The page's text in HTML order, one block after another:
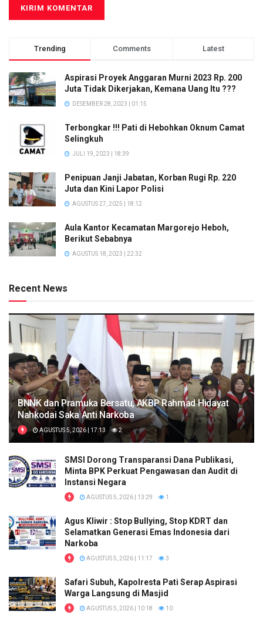
Trending Comments Latest
Aspirasi Proyek Anggaran Murni 2023 Rp. 200
Juta Tidak Dikerjakan, Kemana Uang Itu ???
DESEMBER 28, 2023 | 01:15
Terbongkar !!! Pati di Hebohkan Oknum Camat
Selingkuh
JULI 19, 2023 | 18:39
Penipuan Janji Jabatan, Korban Rugi Rp. 220
Juta dan Kini Lapor Polisi
AGUSTUS 27, 2025 | 18:12
Aula Kantor Kecamatan Margorejo Heboh,
Berikut Sebabnya
AGUSTUS 18, 2023 | 22:32
Recent News
BNNK dan Pramuka Bersatu, AKBP Rahmad Hidayat
Nahkodai Saka Anti Narkoba
AGUSTUS 5, 2026 | 17:13 2
SMSI Dorong Transparansi Dana Publikasi,
Minta BPK Perkuat Pengawasan dan Audit di
Instansi Negara
AGUSTUS 5, 2026 | 13:29 1
Agus Kliwir : Stop Bullying, Stop KDRT dan
Selamatkan Generasi Emas Indonesia dari
Narkoba
AGUSTUS 5, 2026 | 11:17 3
Safari Subuh, Kapolresta Pati Serap Aspirasi
Warga Langsung di Masjid
AGUSTUS 5, 2026 | 10:18 10